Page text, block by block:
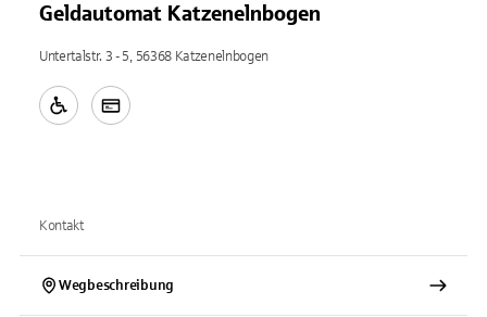
Geldautomat Katzenelnbogen
Untertalstr. 3 - 5, 56368 Katzenelnbogen
Kontakt
Wegbeschreibung